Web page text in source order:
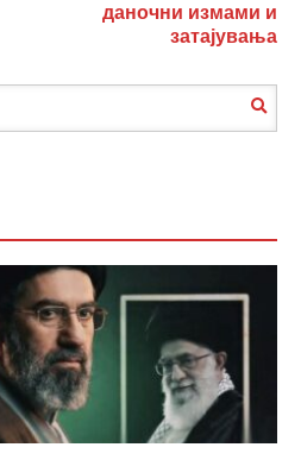
даночни измами и
затајувања